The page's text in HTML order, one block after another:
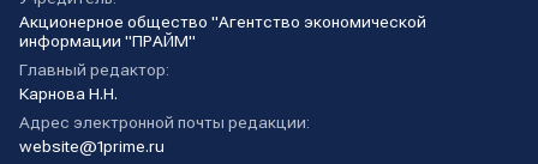
Акционерное общество "Агентство экономической
информации "ПРАЙМ"
Главный редактор:
Карнова Н.Н.
Адрес электронной почты редакции:
website@1prime.ru